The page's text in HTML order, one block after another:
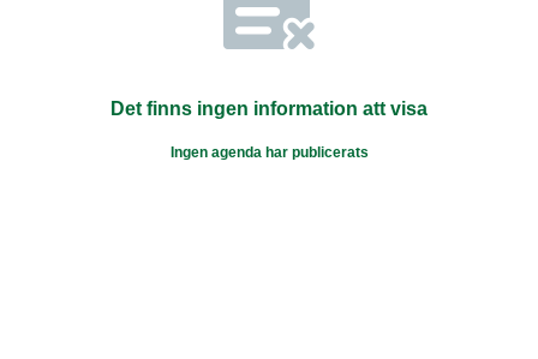
Det finns ingen information att visa
Ingen agenda har publicerats